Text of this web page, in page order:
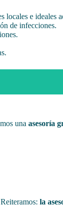
locales e ideales
de infecciones.
una asesoría
la